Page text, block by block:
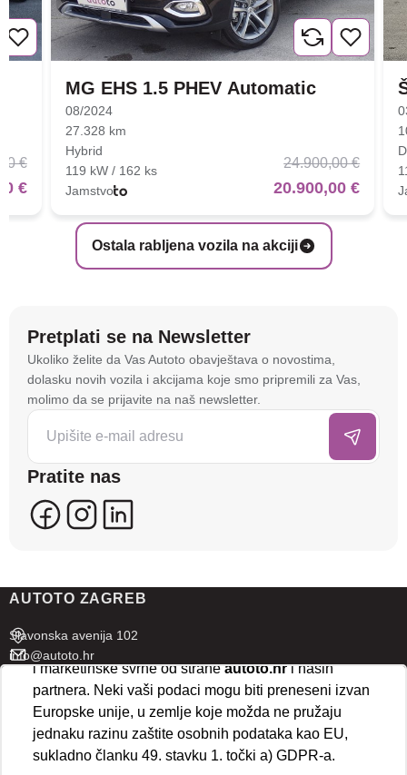
Ostala rabljena vozila na akciji
€
€
MG EHS 1.5 PHEV Automatic
08/2024
27.328 km
Hybrid
119 kW / 162 ks
Jamstvo
24.900,00 €
20.900,00 €
Pretplati se na Newsletter
Ukoliko želite da Vas Autoto obavještava o novostima,
dolasku novih vozila i akcijama koje smo pripremili za Vas,
molimo da se prijavite na naš newsletter.
Pratite nas
AUTOTO ZAGREB
Slavonska avenija 102
info@autoto.hr
Pon - Pet 07:30-18:00
Sub 08:00-13:00
AUTOTO SPLIT
Na stranici
tehnologije kako bismo spremali i pristupali
informacijama na vašem uređaju. To nam omogućuje
da poboljšamo funkcionalnost stranice, analiziramo
posjećenost te prikazujemo personalizirane oglase i
sadržaje koji bi vas mogli zanimati. U tu svrhu mogu
se kreirati korisnički profili koji povezuju podatke s
više uređaja i web lokacija. Naši partneri također
koriste ove tehnologije.
ispravno funkcioniranje stranice. Odabirom
kolačića na vaš uređaj i njihovu obradu za analitičke
i marketinške svrhe od straneautoto.hri naših
partnera. Neki vaši podaci mogu biti preneseni izvan
Europske unije, u zemlje koje možda ne pružaju
jednaku razinu zaštite osobnih podataka kao EU,
sukladno članku 49. stavku 1. točki a) GDPR-a.